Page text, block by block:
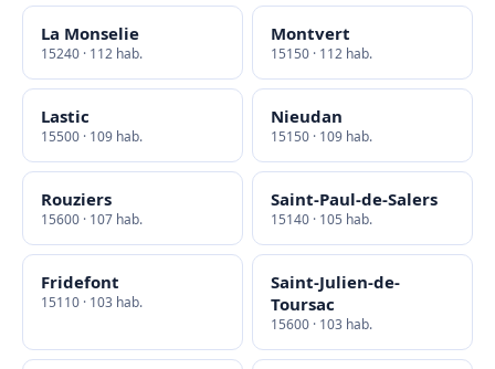
La Monselie
15240 · 112 hab.
Montvert
15150 · 112 hab.
Lastic
15500 · 109 hab.
Nieudan
15150 · 109 hab.
Rouziers
15600 · 107 hab.
Saint-Paul-de-Salers
15140 · 105 hab.
Fridefont
15110 · 103 hab.
Saint-Julien-de-
Toursac
15600 · 103 hab.